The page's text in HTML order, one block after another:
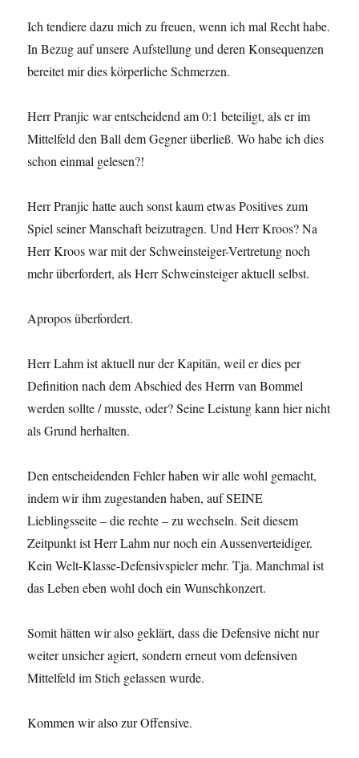
Ich tendiere dazu mich zu freuen, wenn ich mal Recht habe.
In Bezug auf unsere Aufstellung und deren Konsequenzen
bereitet mir dies körperliche Schmerzen.
Herr Pranjic war entscheidend am 0:1 beteiligt, als er im
Mittelfeld den Ball dem Gegner überließ. Wo habe ich dies
schon einmal gelesen?!
Herr Pranjic hatte auch sonst kaum etwas Positives zum
Spiel seiner Manschaft beizutragen. Und Herr Kroos? Na
Herr Kroos war mit der Schweinsteiger-Vertretung noch
mehr überfordert, als Herr Schweinsteiger aktuell selbst.
Apropos überfordert.
Herr Lahm ist aktuell nur der Kapitän, weil er dies per
Definition nach dem Abschied des Herrn van Bommel
werden sollte / musste, oder? Seine Leistung kann hier nicht
als Grund herhalten.
Den entscheidenden Fehler haben wir alle wohl gemacht,
indem wir ihm zugestanden haben, auf SEINE
Lieblingsseite – die rechte – zu wechseln. Seit diesem
Zeitpunkt ist Herr Lahm nur noch ein Aussenverteidiger.
Kein Welt-Klasse-Defensivspieler mehr. Tja. Manchmal ist
das Leben eben wohl doch ein Wunschkonzert.
Somit hätten wir also geklärt, dass die Defensive nicht nur
weiter unsicher agiert, sondern erneut vom defensiven
Mittelfeld im Stich gelassen wurde.
Kommen wir also zur Offensive.